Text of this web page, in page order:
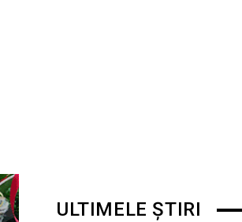
ULTIMELE ȘTIRI